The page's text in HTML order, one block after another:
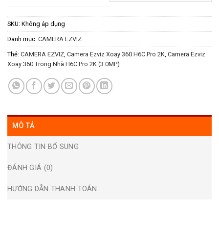
SKU: Không áp dụng
Danh mục: CAMERA EZVIZ
Thẻ: CAMERA EZVIZ, Camera Ezviz Xoay 360 H6C Pro 2K, Camera Ezviz
Xoay 360 Trong Nhà H6C Pro 2K (3.0MP)
MÔ TẢ
THÔNG TIN BỔ SUNG
ĐÁNH GIÁ (0)
HƯỚNG DẪN THANH TOÁN